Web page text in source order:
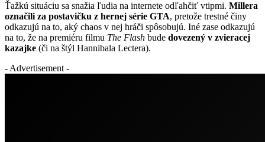
Ťažkú situáciu sa snažia ľudia na internete odľahčiť vtipmi. Millera
označili za postavičku z hernej série GTA, pretože trestné činy
odkazujú na to, aký chaos v nej hráči spôsobujú. Iné zase odkazujú
na to, že na premiéru filmu The Flash bude dovezený v zvieracej
kazajke (či na štýl Hannibala Lectera).
- Advertisement -